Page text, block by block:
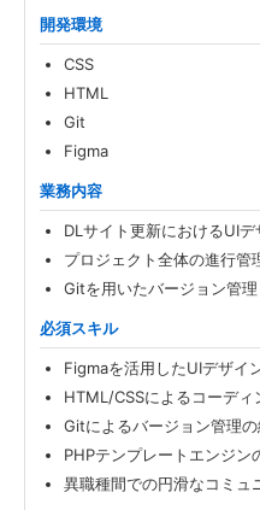
開発環境
CSS
HTML
Git
Figma
業務内容
DLサイト更新におけるUI
プロジェクト全体の進行管
Gitを用いたバージョン管理
必須スキル
Figmaを活用したUIデザイ
HTML/CSSによるコーディ
Gitによるバージョン管理
PHPテンプレートエンジン
異職種間での円滑なコミュ